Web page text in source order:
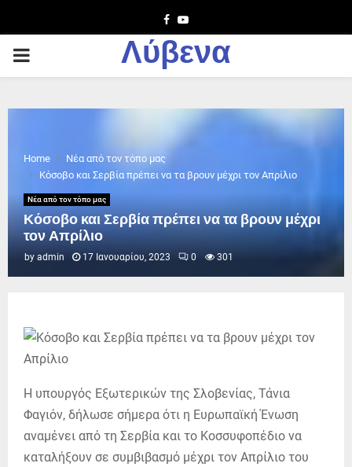
Facebook
Youtube
PRIMARY
Λύβενα
Home
Νέα από τον τόπο μας
Κόσοβο και Σερβία πρέπει να τα βρουν μέχρι τον Απρίλιο
Νέα από τον τόπο μας
Κόσοβο και Σερβία πρέπει να τα βρουν μέχρι
τον Απρίλιο
by admin 17 Ιανουαρίου, 2023 0 301
Η υπουργός Εξωτερικών της Σλοβενίας, Τάνια
Φαγιόν, δήλωσε σήμερα ότι η Ευρωπαϊκή Ένωση
αναμένει από τη Σερβία και το Κοσσυφοπέδιο να
καταλήξουν σε συμβιβασμό μέχρι τον Απρίλιο του